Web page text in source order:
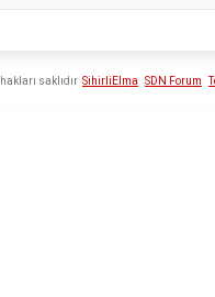
SihirliElma SDN Forum
saklıdır